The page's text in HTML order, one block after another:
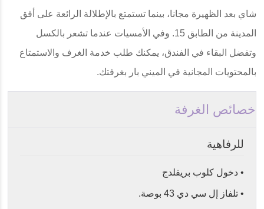
شاي بعد الظهيرة مجانا، بينما تستمتع بالإطلالة الرائعة على أفق
المدينة من الطابق 15. وفي الأمسيات عندما تشعر بالكسل
وتفضل البقاء في الفندق، يمكنك طلب خدمة الغرف والاستمتاع
بالمحتويات المجانية في الميني بار بغرفتك.
خصائص الغرفة
للرفاهية
• دخول كلوب بريفلدج
• تلفاز إل سي دي 43 بوصة.